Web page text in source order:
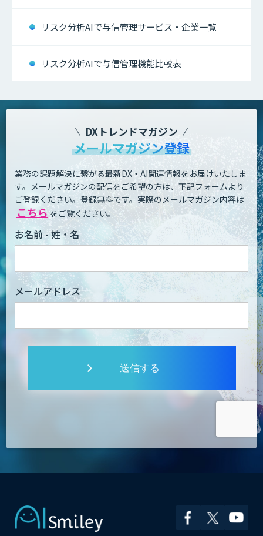
リスク分析AIで与信管理サービス・企業一覧
リスク分析AIで与信管理機能比較表
DXトレンドマガジン
メールマガジン登録
業務の課題解決に繋がる最新DX・AI関連情報をお届けいたしま
す。 メールマガジンの配信をご希望の方は、下記フォームより
ご登録ください。登録無料です。 実際のメールマガジン内容は
こちら をご覧ください。
お名前 - 姓・名
メールアドレス
送信する